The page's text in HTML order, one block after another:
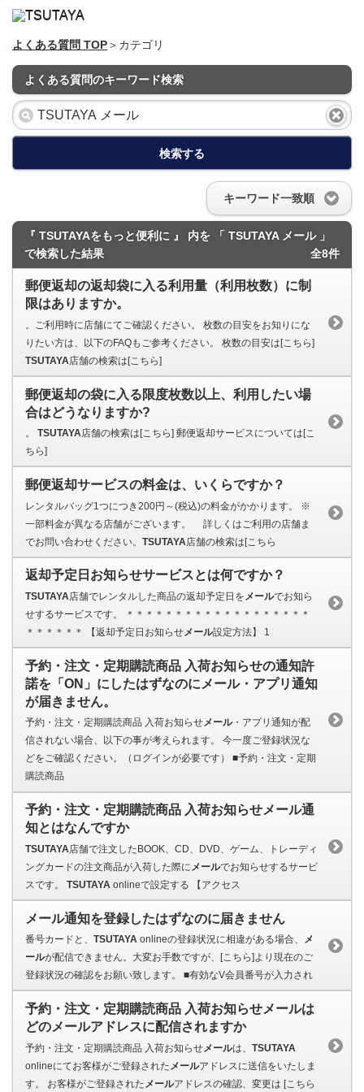
よくある質問 TOP＞カテゴリ
よくある質問のキーワード検索
検索する
キーワード一致順
『 TSUTAYAをもっと便利に 』 内を 「 TSUTAYA メール 」
で検索した結果
全8件
郵便返却の返却袋に入る利用量（利用枚数）に制
限はありますか。
。ご利用時に店舗にてご確認ください。 枚数の目安をお知りにな
りたい方は、以下のFAQもご参考ください。 枚数の目安は[こちら]
TSUTAYA店舗の検索は[こちら]
郵便返却の袋に入る限度枚数以上、利用したい場
合はどうなりますか?
。 TSUTAYA店舗の検索は[こちら] 郵便返却サービスについては[こ
ちら]
郵便返却サービスの料金は、いくらですか？
レンタルバッグ1つにつき200円～(税込)の料金がかかります。 ※
一部料金が異なる店舗がございます。 詳しくはご利用の店舗ま
でお問い合わせください。 TSUTAYA 店舗の検索は[こちら
返却予定日お知らせサービスとは何ですか？
TSUTAYA店舗でレンタルした商品の返却予定日をメールでお知ら
せするサービスです。 ＊＊＊＊＊＊＊＊＊＊＊＊＊＊＊＊＊＊＊
＊＊＊＊＊＊ 【返却予定日お知らせメール設定方法】 1
予約・注文・定期購読商品 入荷お知らせの通知許
諾を「ON」にしたはずなのにメール・アプリ通知
が届きません。
予約・注文・定期購読商品 入荷お知らせメール・アプリ通知が配
信されない場合、以下の事が考えられます。 今一度ご登録状況な
どをご確認ください。（ログインが必要です） ■予約・注文・定期
購読商品
予約・注文・定期購読商品 入荷お知らせメール通
知とはなんですか
TSUTAYA 店舗で注文したBOOK、CD、DVD、ゲーム、トレーディ
ングカードの注文商品が入荷した際に メールでお知らせするサービ
スです。 TSUTAYA onlineで設定する 【アクセス
メール通知を登録したはずなのに届きません
番号カードと、 TSUTAYA onlineの登録状況に相違がある場合、 メ
ールが配信できません。大変お手数ですが、[こちら]より現在のご
登録状況の確認をお願い致します。 ■有効なV会員番号が入力され
予約・注文・定期購読商品 入荷お知らせメールは
どのメールアドレスに配信されますか
予約・注文・定期購読商品 入荷お知らせ メールは、 TSUTAYA
onlineにてお客様がご登録された メールアドレスに送信をいたしま
す。 お客様がご登録された メールアドレスの確認、変更は [こちら